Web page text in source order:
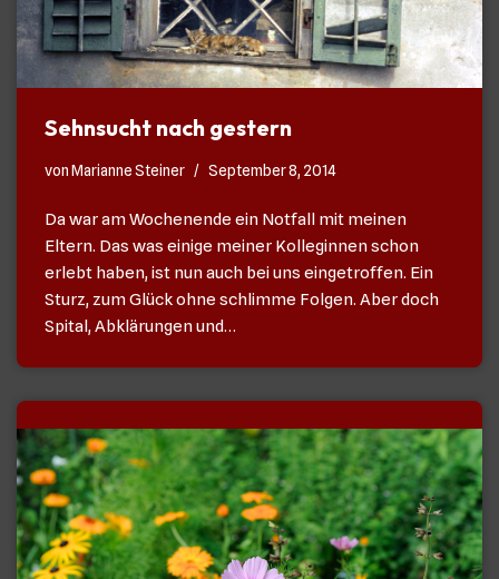
Sehnsucht nach gestern
vonMarianne Steiner September 8, 2014
Da war am Wochenende ein Notfall mit meinen
Eltern. Das was einige meiner Kolleginnen schon
erlebt haben, ist nun auch bei uns eingetroffen. Ein
Sturz, zum Glück ohne schlimme Folgen. Aber doch
Spital, Abklärungen und…